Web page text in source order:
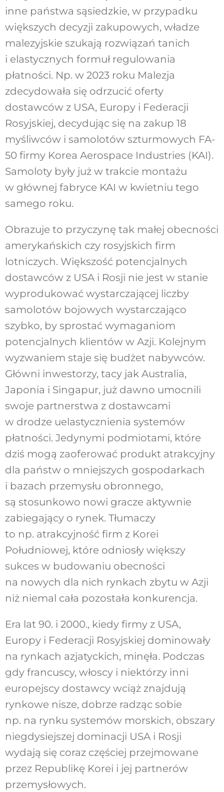
inne państwa sąsiedzkie, w przypadku
większych decyzji zakupowych, władze
malezyjskie szukają rozwiązań tanich
i elastycznych formuł regulowania
płatności. Np. w 2023 roku Malezja
zdecydowała się odrzucić oferty
dostawców z USA, Europy i Federacji
Rosyjskiej, decydując się na zakup 18
myśliwców i samolotów szturmowych FA-
50 firmy Korea Aerospace Industries (KAI).
Samoloty były już w trakcie montażu
w głównej fabryce KAI w kwietniu tego
samego roku.
Obrazuje to przyczynę tak małej obecności
amerykańskich czy rosyjskich firm
lotniczych. Większość potencjalnych
dostawców z USA i Rosji nie jest w stanie
wyprodukować wystarczającej liczby
samolotów bojowych wystarczająco
szybko, by sprostać wymaganiom
potencjalnych klientów w Azji. Kolejnym
wyzwaniem staje się budżet nabywców.
Główni inwestorzy, tacy jak Australia,
Japonia i Singapur, już dawno umocnili
swoje partnerstwa z dostawcami
w drodze uelastycznienia systemów
płatności. Jedynymi podmiotami, które
dziś mogą zaoferować produkt atrakcyjny
dla państw o mniejszych gospodarkach
i bazach przemysłu obronnego,
są stosunkowo nowi gracze aktywnie
zabiegający o rynek. Tłumaczy
to np. atrakcyjność firm z Korei
Południowej, które odniosły większy
sukces w budowaniu obecności
na nowych dla nich rynkach zbytu w Azji
niż niemal cała pozostała konkurencja.
Era lat 90. i 2000., kiedy firmy z USA,
Europy i Federacji Rosyjskiej dominowały
na rynkach azjatyckich, minęła. Podczas
gdy francuscy, włoscy i niektórzy inni
europejscy dostawcy wciąż znajdują
rynkowe nisze, dobrze radząc sobie
np. na rynku systemów morskich, obszary
niegdysiejszej dominacji USA i Rosji
wydają się coraz częściej przejmowane
przez Republikę Korei i jej partnerów
przemysłowych.